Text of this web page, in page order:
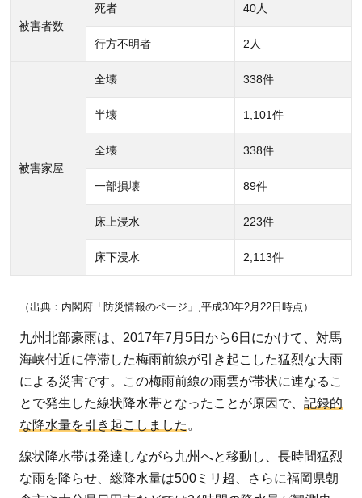
援
福岡
義援
方法
2.1.1
朝倉市
へ義援
金を送
る方法
2.2
佐賀
被害者数
死者 40人
行方不明者 2人
被害家屋
全壊 338件
半壊 1,101件
全壊 338件
一部損壊 89件
床上浸水 223件
床下浸水 2,113件
（出典：内閣府「防災情報のページ」,平成30年2月22日時点）
九州北部豪雨は、2017年7月5日から6日にかけて、対馬
海峡付近に停滞した梅雨前線が引き起こした猛烈な大雨
による災害です。この梅雨前線の雨雲が帯状に連なるこ
とで発生した線状降水帯となったことが原因で、 記録的
な降水量を引き起こしました 。
線状降水帯は発達しながら九州へと移動し、長時間猛烈
な雨を降らせ、総降水量は500ミリ超、さらに福岡県朝